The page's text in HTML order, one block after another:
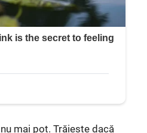
mai pot. Trăiește dacă